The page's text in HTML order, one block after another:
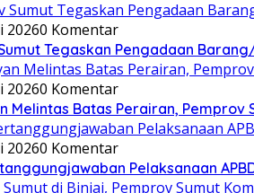
20260 Komentar
Tegaskan Pengadaan
20260 Komentar
Melintas Batas Perairan,
20260 Komentar
Pelaksanaan